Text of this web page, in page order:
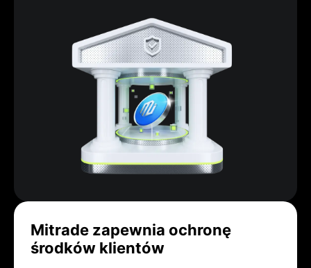
Mitrade zapewnia ochronę
środków klientów